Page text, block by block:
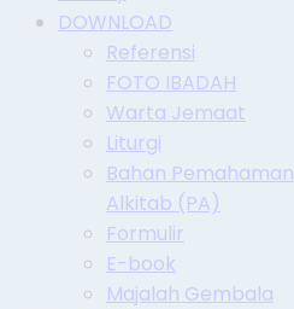
DOWNLOAD
Referensi
FOTO IBADAH
Warta Jemaat
Liturgi
Bahan Pemahaman
Alkitab (PA)
Formulir
E-book
Majalah Gembala